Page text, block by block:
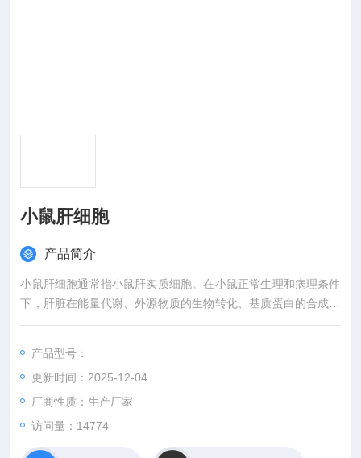
小鼠肝细胞
产品简介
小鼠肝细胞通常指小鼠肝实质细胞。在小鼠正常生理和病理条件
下，肝脏在能量代谢、外源物质的生物转化、基质蛋白的合成、
解毒等方面发挥着极其重要的作用。肝实质细胞是指具有肝功能
胞具有多方面的功能，例如：蛋白质的合成和储存、分泌胆汁和
解毒物质等。肝实质细胞体外常常被用作研究肝脏功能、能量代
谢和肝脏疾病的良好模型。
产品型号：
更新时间：2025-12-04
厂商性质：生产厂家
访问量：14774